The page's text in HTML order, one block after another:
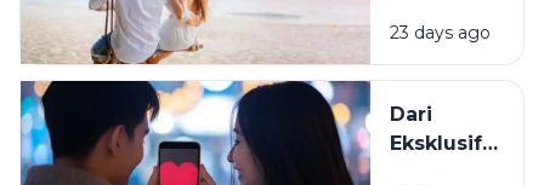
Semua
Terasa
Awal
Hubungan?
23 days ago
Dari
Eksklusif